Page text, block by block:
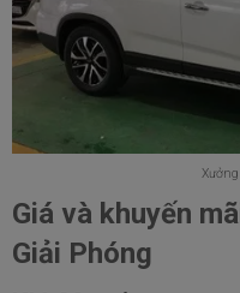
Giá và khuyến
Giải Phóng